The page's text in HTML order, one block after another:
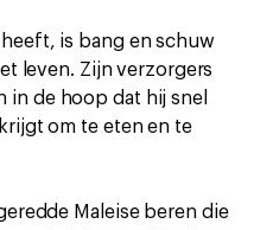
is bang en schuw
leven. Zijn verzorgers
in de hoop dat hij snel
om te eten en te
Maleise beren die